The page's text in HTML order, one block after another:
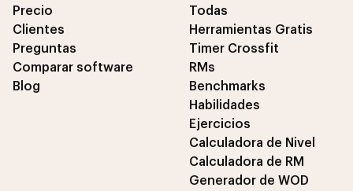
Precio
Clientes
Preguntas
Comparar software
Blog
Todas
Herramientas Gratis
Timer Crossfit
RMs
Benchmarks
Habilidades
Ejercicios
Calculadora de Nivel
Calculadora de RM
Generador de WOD